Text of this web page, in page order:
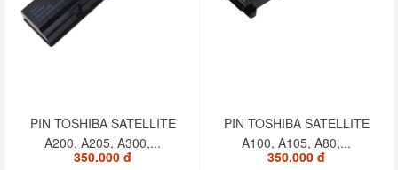
PIN TOSHIBA SATELLITE
A200, A205, A300,...
350.000 đ
PIN TOSHIBA SATELLITE
A100, A105, A80,...
350.000 đ